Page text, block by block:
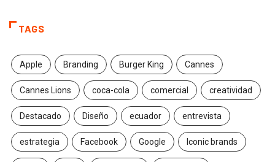
TAGS
Apple Branding Burger King Cannes
Cannes Lions coca-cola comercial creatividad
Destacado Diseño ecuador entrevista
estrategia Facebook Google Iconic brands